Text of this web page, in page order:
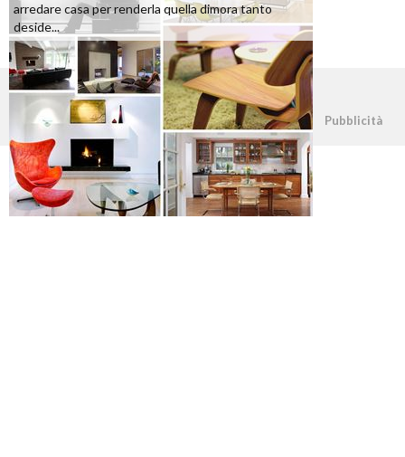
arredare casa per renderla quella dimora tanto
deside...
©2026 - casapratica.org - p.iva 03338800984 Pubblicità